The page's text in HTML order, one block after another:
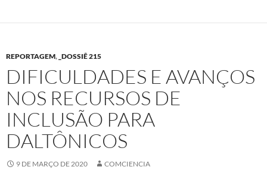
REPORTAGEM, _DOSSIÊ 215
DIFICULDADES E AVANÇOS
NOS RECURSOS DE
INCLUSÃO PARA
DALTÔNICOS
9 DE MARÇO DE 2020 COMCIENCIA